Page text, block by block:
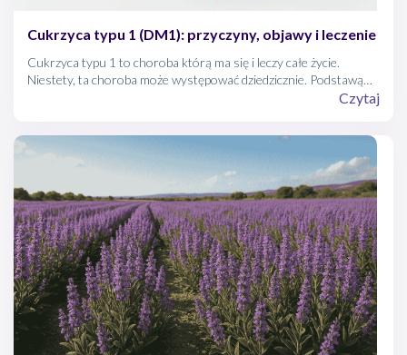
Cukrzyca typu 1 (DM1): przyczyny, objawy i leczenie
Cukrzyca typu 1 to choroba którą ma się i leczy całe życie.
Niestety, ta choroba może występować dziedzicznie. Podstawą
Czytaj